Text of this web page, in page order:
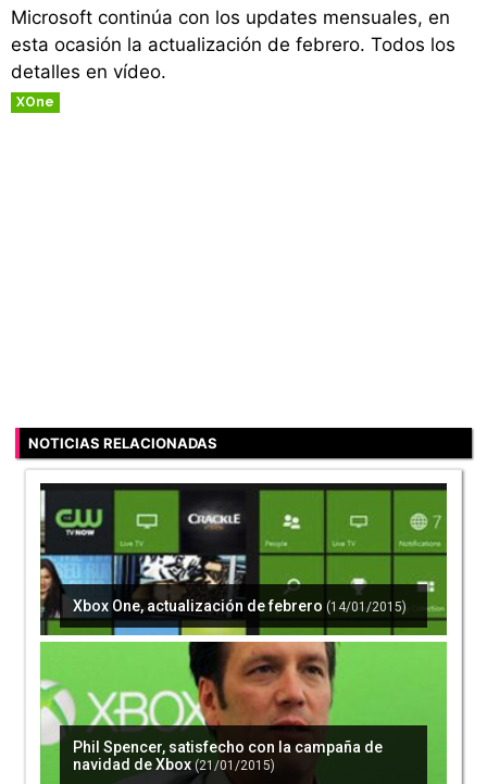
Microsoft continúa con los updates mensuales, en
esta ocasión la actualización de febrero. Todos los
detalles en vídeo.
XOne
NOTICIAS RELACIONADAS
Xbox One, actualización de febrero (14/01/2015)
Phil Spencer, satisfecho con la campaña de
navidad de Xbox (21/01/2015)